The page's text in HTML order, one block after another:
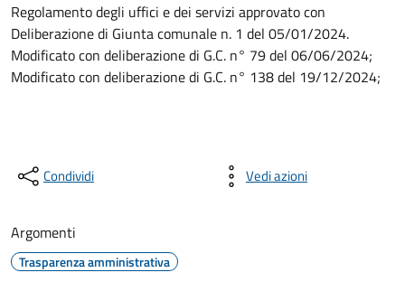
Regolamento degli uffici e dei servizi approvato con
Deliberazione di Giunta comunale n. 1 del 05/01/2024.
Modificato con deliberazione di G.C. n° 79 del 06/06/2024;
Modificato con deliberazione di G.C. n° 138 del 19/12/2024;
Condividi Vedi azioni
Argomenti
Trasparenza amministrativa